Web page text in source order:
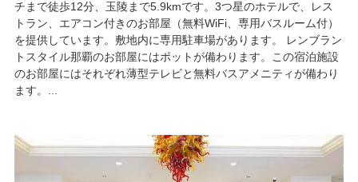
チまで徒歩12分、玉陵まで5.9kmです。3つ星のホテルで、レス
トラン、エアコン付きのお部屋（無料WiFi、専用バスルーム付）
を提供しています。敷地内に専用駐車場があります。 レンブラン
トスタイル那覇のお部屋にはポットが備わります。この宿泊施設
のお部屋にはそれぞれ薄型テレビと無料バスアメニティが備わり
ます。...